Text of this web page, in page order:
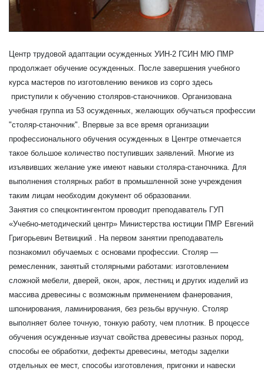
Центр трудовой адаптации осужденных УИН-2 ГСИН МЮ ПМР
продолжает обучение осужденных. После завершения учебного
курса мастеров по изготовлению веников из сорго здесь
приступили к обучению столяров-станочников. Организована
учебная группа из 53 осужденных, желающих обучаться профессии
"столяр-станочник". Впервые за все время организации
профессионального обучения осужденных в Центре отмечается
такое большое количество поступивших заявлений. Многие из
изъявивших желание уже имеют навыки столяра-станочника. Для
выполнения столярных работ в промышленной зоне учреждения
таким лицам необходим документ об образовании.
Занятия со спецконтингентом проводит преподаватель ГУП
«Учебно-методический центр» Министерства юстиции ПМР Евгений
Григорьевич Ветвицкий . На первом занятии преподаватель
познакомил обучаемых с основами профессии. Столяр —
ремесленник, занятый столярными работами: изготовлением
сложной мебели, дверей, окон, арок, лестниц и других изделий из
массива древесины с возможным применением фанерования,
шпонирования, ламинирования, без резьбы вручную. Столяр
выполняет более точную, тонкую работу, чем плотник. В процессе
обучения осужденные изучат свойства древесины разных пород,
способы ее обработки, дефекты древесины, методы заделки
отдельных ее мест, способы изготовления, пригонки и навески